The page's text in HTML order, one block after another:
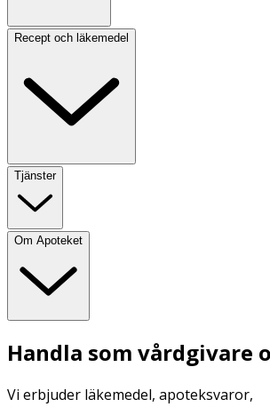
Recept och läkemedel
Tjänster
Om Apoteket
Handla som vårdgivare
Vi erbjuder läkemedel, apoteksvaror,